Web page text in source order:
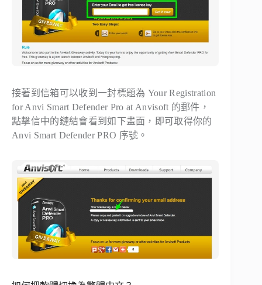
接著到信箱可以收到一封標題為 Your Registration
for Anvi Smart Defender Pro at Anvisoft 的郵件，
點擊信中的鏈結會看到如下畫面，即可取得你的
Anvi Smart Defender PRO 序號。